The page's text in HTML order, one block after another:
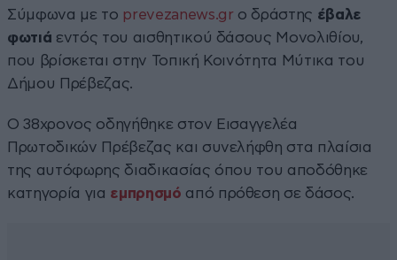
Σύμφωνα με το prevezanews.gr ο δράστης έβαλε
φωτιά εντός του αισθητικού δάσους Μονολιθίου,
που βρίσκεται στην Τοπική Κοινότητα Μύτικα του
Δήμου Πρέβεζας.
Ο 38χρονος οδηγήθηκε στον Εισαγγελέα
Πρωτοδικών Πρέβεζας και συνελήφθη στα πλαίσια
της αυτόφωρης διαδικασίας όπου του αποδόθηκε
κατηγορία για εμπρησμό από πρόθεση σε δάσος.